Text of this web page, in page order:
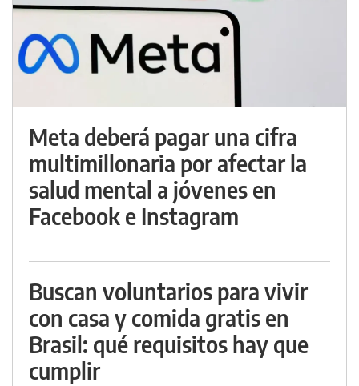
Meta deberá pagar una cifra
multimillonaria por afectar la
salud mental a jóvenes en
Facebook e Instagram
Buscan voluntarios para vivir
con casa y comida gratis en
Brasil: qué requisitos hay que
cumplir